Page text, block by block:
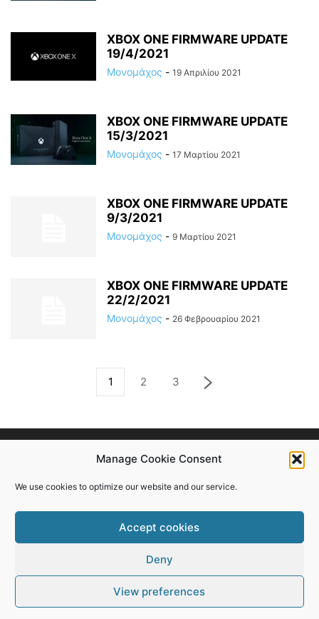
Manage Cookie Consent
We use cookies to optimize our website and our service.
Accept cookies
Deny
View preferences
XBOX ONE FIRMWARE UPDATE
19/4/2021
Μονομάχος - 19 Απριλίου 2021
XBOX ONE FIRMWARE UPDATE
15/3/2021
Μονομάχος - 17 Μαρτίου 2021
XBOX ONE FIRMWARE UPDATE
9/3/2021
Μονομάχος - 9 Μαρτίου 2021
XBOX ONE FIRMWARE UPDATE
22/2/2021
Μονομάχος - 26 Φεβρουαρίου 2021
1 2 3
FOLLOW US